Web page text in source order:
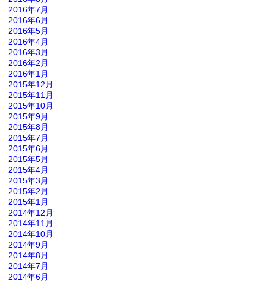
2016年7月
2016年6月
2016年5月
2016年4月
2016年3月
2016年2月
2016年1月
2015年12月
2015年11月
2015年10月
2015年9月
2015年8月
2015年7月
2015年6月
2015年5月
2015年4月
2015年3月
2015年2月
2015年1月
2014年12月
2014年11月
2014年10月
2014年9月
2014年8月
2014年7月
2014年6月